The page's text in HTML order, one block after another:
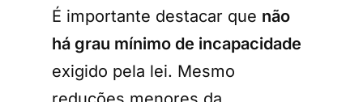
É importante destacar que não
há grau mínimo de incapacidade
exigido pela lei. Mesmo